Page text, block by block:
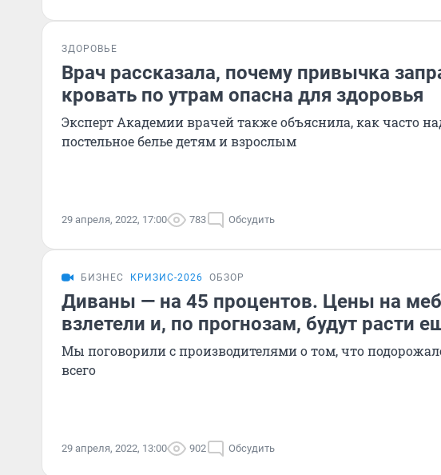
ЗДОРОВЬЕ
Врач рассказала, почему привычка
кровать по утрам опасна для здоровья
Эксперт Академии врачей также объяснила, как часто
постельное белье детям и взрослым
29 апреля, 2022, 17:00 783 Обсудить
БИЗНЕС КРИЗИС-2026 ОБЗОР
Диваны — на 45 процентов. Цены на
взлетели и, по прогнозам, будут расти
Мы поговорили с производителями о том, что
всего
29 апреля, 2022, 13:00 902 Обсудить